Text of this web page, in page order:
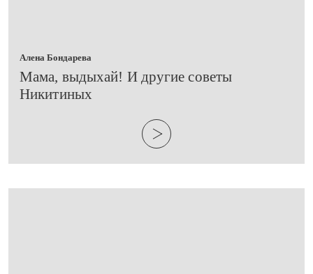
Алена Бондарева
​Мама, выдыхай! И другие советы
Никитиных